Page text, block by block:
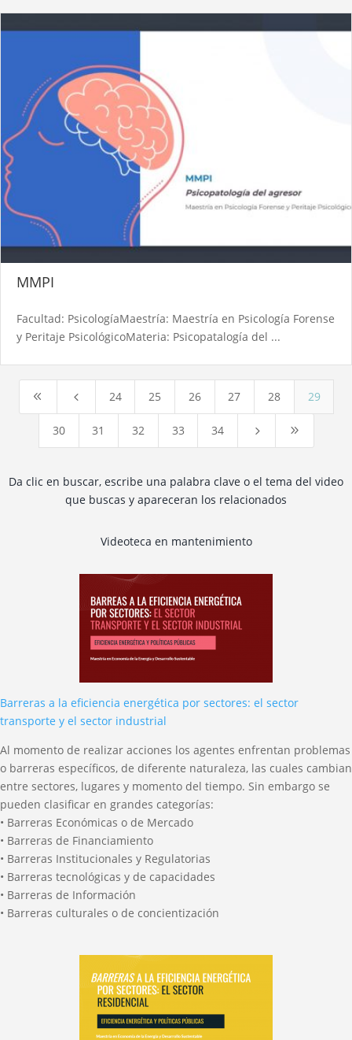
MMPI
Facultad: PsicologíaMaestría: Maestría en Psicología Forense
y Peritaje PsicológicoMateria: Psicopatalogía del ...
8 4 24 25 26 27 28 29
30 31 32 33 34 5 9
Da clic en buscar, escribe una palabra clave o el tema del video
que buscas y apareceran los relacionados
Videoteca en mantenimiento
Barreras a la eficiencia energética por sectores: el sector
transporte y el sector industrial
Al momento de realizar acciones los agentes enfrentan problemas
o barreras específicos, de diferente naturaleza, las cuales cambian
entre sectores, lugares y momento del tiempo. Sin embargo se
pueden clasificar en grandes categorías:
• Barreras Económicas o de Mercado
• Barreras de Financiamiento
• Barreras Institucionales y Regulatorias
• Barreras tecnológicas y de capacidades
• Barreras de Información
• Barreras culturales o de concientización